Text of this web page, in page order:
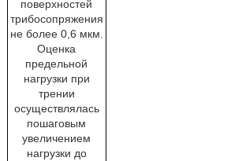
поверхностей
трибосопряжения
не более 0,6 мкм.
Оценка
предельной
нагрузки при
трении
осуществлялась
пошаговым
увеличением
нагрузки до